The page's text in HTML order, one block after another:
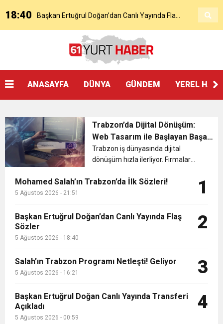
18:40 Başkan Ertuğrul Doğan’dan Canlı Yayında Flaş
Salah’ın Trabzon Programı Netleşti! Geliyor
Bildirdi
20:05 Trabzonspor Muhammed Salah Transferini
Tamamladı
9:50 MGD’DEN ANITKABİR’E ANLAMLI ZİYARET
18:59 Trabzonspor Mitongo Transferini KAP’a Bildirdi
13:09 SÜRMENE’DE 21.ÇAMFEST HEYECANI
21:51 Mohamed Salah’ın Trabzon’da İlk Sözleri!
ANASAYFA DÜNYA GÜNDEM YEREL
Trabzon’da Dijital Dönüşüm:
Web Tasarım ile Başlayan Başarı
Hikayeleri
Trabzon iş dünyasında dijital
dönüşüm hızla ilerliyor. Firmalar
profesyonel Trabzon web tasarım
büyütmeye odaklanıyor. 61 Medya,
bölgedeki i...
Mohamed Salah’ın Trabzon’da İlk Sözleri!
5 Ağustos 2026 - 21:51 1
Başkan Ertuğrul Doğan’dan Canlı Yayında Flaş
Sözler
5 Ağustos 2026 - 18:40
2
Salah’ın Trabzon Programı Netleşti! Geliyor
5 Ağustos 2026 - 16:21 3
Başkan Ertuğrul Doğan Canlı Yayında Transferi
Açıkladı
5 Ağustos 2026 - 00:59
4